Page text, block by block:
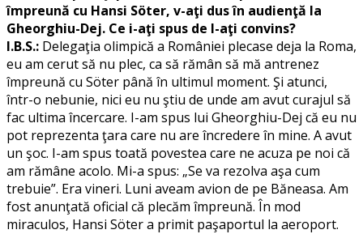
împreună cu Hansi Söter, v-aţi dus în audienţă la
Gheorghiu-Dej. Ce i-aţi spus de l-aţi convins?
I.B.S.: Delegaţia olimpică a României plecase deja la Roma,
eu am cerut să nu plec, ca să rămân să mă antrenez
împreună cu Söter până în ultimul moment. Şi atunci,
într-o nebunie, nici eu nu ştiu de unde am avut curajul să
fac ultima încercare. I-am spus lui Gheorghiu-Dej că eu nu
pot reprezenta ţara care nu are încredere în mine. A avut
un şoc. I-am spus toată povestea care ne acuza pe noi că
am rămâne acolo. Mi-a spus: „Se va rezolva aşa cum
trebuie”. Era vineri. Luni aveam avion de pe Băneasa. Am
fost anunţată oficial că plecăm împreună. În mod
miraculos, Hansi Söter a primit paşaportul la aeroport.